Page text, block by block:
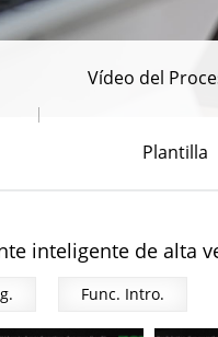
Vídeo del
Plantilla
inteligente de alta
Func. Intro.